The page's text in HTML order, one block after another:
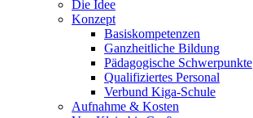
Die Idee
Konzept
Basiskompetenzen
Ganzheitliche Bildung
Pädagogische Schwerpunkte
Qualifiziertes Personal
Verbund Kiga-Schule
Aufnahme & Kosten